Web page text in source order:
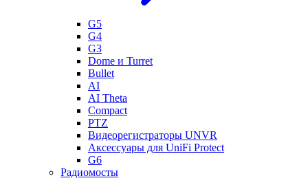
G5
G4
G3
Dome и Turret
Bullet
AI
AI Theta
Compact
PTZ
Видеорегистраторы UNVR
Аксессуары для UniFi Protect
G6
Радиомосты